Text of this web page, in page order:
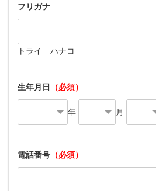
フリガナ
トライ ハナコ
生年月日 （必須）
年 月
電話番号 （必須）